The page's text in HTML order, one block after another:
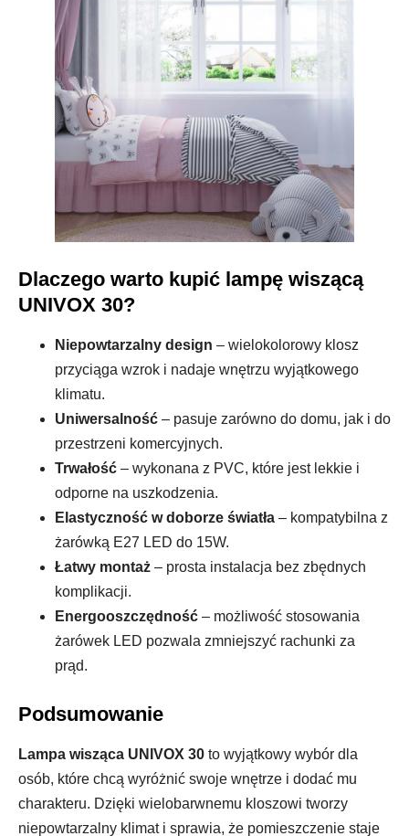
Dlaczego warto kupić lampę wiszącą
UNIVOX 30?
Niepowtarzalny design – wielokolorowy klosz
przyciąga wzrok i nadaje wnętrzu wyjątkowego
klimatu.
Uniwersalność – pasuje zarówno do domu, jak i do
przestrzeni komercyjnych.
Trwałość – wykonana z PVC, które jest lekkie i
odporne na uszkodzenia.
Elastyczność w doborze światła – kompatybilna z
żarówką E27 LED do 15W.
Łatwy montaż – prosta instalacja bez zbędnych
komplikacji.
Energooszczędność – możliwość stosowania
żarówek LED pozwala zmniejszyć rachunki za
prąd.
Podsumowanie
Lampa wisząca UNIVOX 30 to wyjątkowy wybór dla
osób, które chcą wyróżnić swoje wnętrze i dodać mu
charakteru. Dzięki wielobarwnemu kloszowi tworzy
niepowtarzalny klimat i sprawia, że pomieszczenie staje